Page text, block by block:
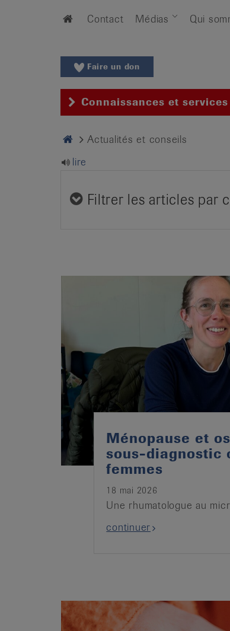
Home
Contact Médias Qui
Faire un don
Connaissances et
Home
Actualités et conseils
lire
Filtrer les articles par
Ménopause et
sous-diagnostic
femmes
18 mai 2026
Une rhumatologue au
continuer